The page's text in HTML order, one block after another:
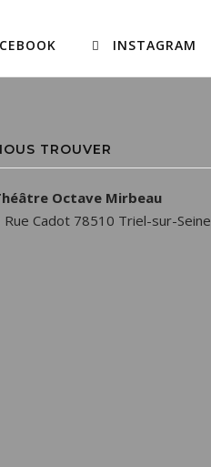
INSTAGRAM
TROUVER
Octave Mirbeau
Rue Cadot 78510 Triel-sur-Seine